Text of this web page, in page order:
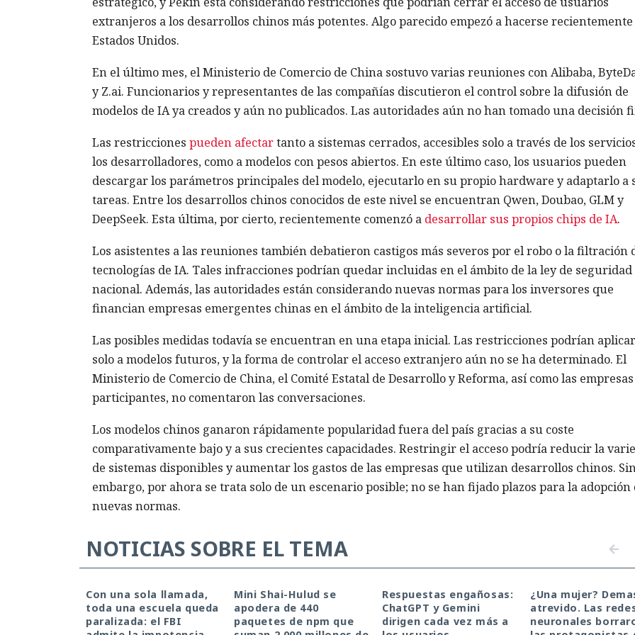
extranjeros a los desarrollos chinos más potentes. Algo parecido empezó a hacerse
Estados Unidos.
En el último mes, el Ministerio de Comercio de China sostuvo varias reuniones con Alibaba,
y Z.ai. Funcionarios y representantes de las compañías discutieron el control sobre la difusión de
modelos de IA ya creados y aún no publicados. Las autoridades aún no han tomado una decisión
Las restricciones pueden afectartanto a sistemas cerrados, accesibles solo a través de los
los desarrolladores, como a modelos con pesos abiertos. En este último caso, los usuarios pueden
descargar los parámetros principales del modelo, ejecutarlo en su propio hardware y adaptarlo a
tareas. Entre los desarrollos chinos conocidos de este nivel se encuentran Qwen, Doubao, GLM y
DeepSeek. Esta última, por cierto, recientemente comenzó a desarrollar sus propios chips de IA.
Los asistentes a las reuniones también debatieron castigos más severos por el robo o la filtración
tecnologías de IA. Tales infracciones podrían quedar incluidas en el ámbito de la ley de seguridad
nacional. Además, las autoridades están considerando nuevas normas para los inversores que
financian empresas emergentes chinas en el ámbito de la inteligencia artificial.
Las posibles medidas todavía se encuentran en una etapa inicial. Las restricciones podrían
solo a modelos futuros, y la forma de controlar el acceso extranjero aún no se ha determinado. El
Ministerio de Comercio de China, el Comité Estatal de Desarrollo y Reforma, así como las empresas
participantes, no comentaron las conversaciones.
Los modelos chinos ganaron rápidamente popularidad fuera del país gracias a su coste
comparativamente bajo y a sus crecientes capacidades. Restringir el acceso podría reducir la
de sistemas disponibles y aumentar los gastos de las empresas que utilizan desarrollos chinos.
embargo, por ahora se trata solo de un escenario posible; no se han fijado plazos para la adopción
nuevas normas.
NOTICIAS SOBRE EL TEMA
Con una sola llamada,
toda una escuela queda
paralizada: el FBI
Mini Shai-Hulud se
apodera de 440
paquetes de npm que
Respuestas engañosas:
ChatGPT y Gemini
dirigen cada vez más a
¿Una mujer?
atrevido. Las
neuronales